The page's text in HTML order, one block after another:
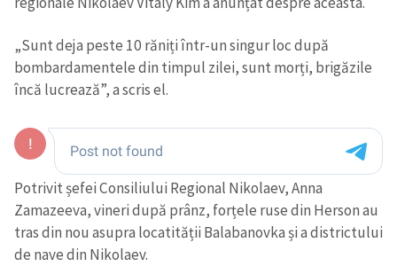
„Sunt deja peste 10 răniți într-un singur loc după
bombardamentele din timpul zilei, sunt morți, brigăzile
încă lucrează”, a scris el.
Potrivit șefei Consiliului Regional Nikolaev, Anna
Zamazeeva, vineri după prânz, forțele ruse din Herson au
tras din nou asupra locatității Balabanovka și a districtului
de nave din Nikolaev.